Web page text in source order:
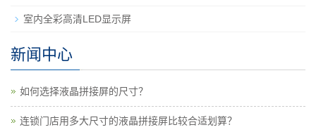
室内全彩高清LED显示屏
新闻中心
如何选择液晶拼接屏的尺寸？
连锁门店用多大尺寸的液晶拼接屏比较合适划算？